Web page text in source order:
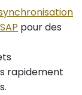
pour des
rapidement